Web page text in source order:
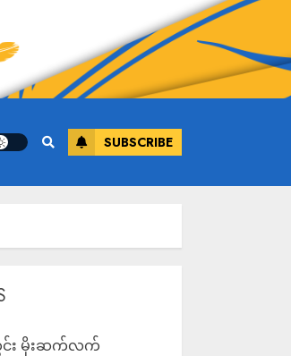
SUBSCRIBE
း မိုးဆက်လက်